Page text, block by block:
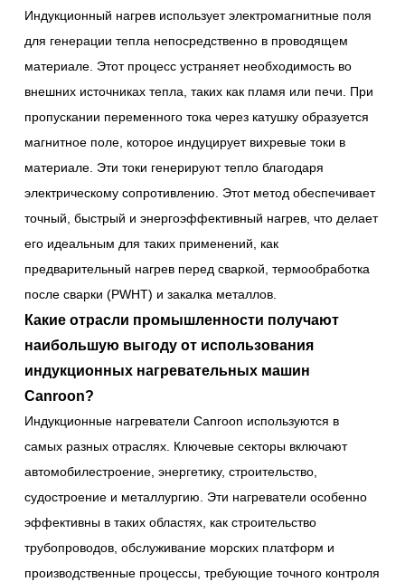
Индукционный нагрев использует электромагнитные поля
для генерации тепла непосредственно в проводящем
материале. Этот процесс устраняет необходимость во
внешних источниках тепла, таких как пламя или печи. При
пропускании переменного тока через катушку образуется
магнитное поле, которое индуцирует вихревые токи в
материале. Эти токи генерируют тепло благодаря
электрическому сопротивлению. Этот метод обеспечивает
точный, быстрый и энергоэффективный нагрев, что делает
его идеальным для таких применений, как
предварительный нагрев перед сваркой, термообработка
после сварки (PWHT) и закалка металлов.
Какие отрасли промышленности получают
наибольшую выгоду от использования
индукционных нагревательных машин
Canroon?
Индукционные нагреватели Canroon используются в
самых разных отраслях. Ключевые секторы включают
автомобилестроение, энергетику, строительство,
судостроение и металлургию. Эти нагреватели особенно
эффективны в таких областях, как строительство
трубопроводов, обслуживание морских платформ и
производственные процессы, требующие точного контроля